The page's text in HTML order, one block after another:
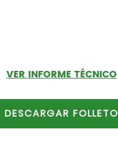
VER INFORME TÉCNICO
DESCARGAR FOLLETO